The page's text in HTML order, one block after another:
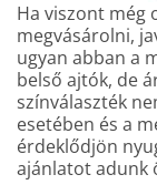
Ha viszont még
megvásárolni,
ugyan abban a
belső ajtók, de
színválaszték
esetében és a
érdeklődjön
ajánlatot adunk